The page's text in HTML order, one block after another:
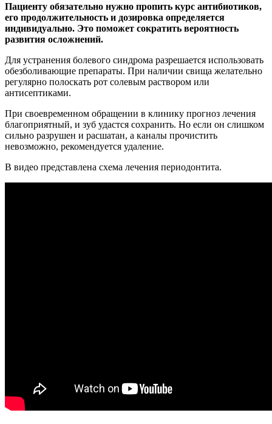
Пациенту обязательно нужно пропить курс антибиотиков,
его продолжительность и дозировка определяется
индивидуально. Это поможет сократить вероятность
развития осложнений.
Для устранения болевого синдрома разрешается использовать
обезболивающие препараты. При наличии свища желательно
регулярно полоскать рот солевым раствором или
антисептиками.
При своевременном обращении в клинику прогноз лечения
благоприятный, и зуб удастся сохранить. Но если он слишком
сильно разрушен и расшатан, а каналы прочистить
невозможно, рекомендуется удаление.
В видео представлена схема лечения периодонтита.